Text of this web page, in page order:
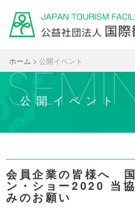
ホーム > 公開イベント
公開イベント
会員企業の皆様へ
ン・ショー2020 当
みのお願い